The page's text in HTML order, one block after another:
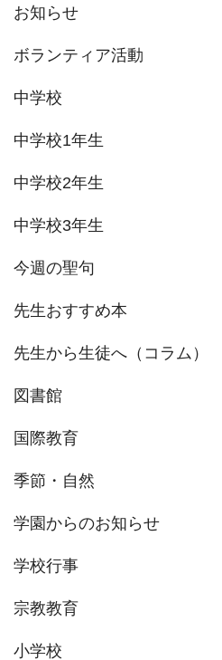
お知らせ
ボランティア活動
中学校
中学校1年生
中学校2年生
中学校3年生
今週の聖句
先生おすすめ本
先生から生徒へ（コラム）
図書館
国際教育
季節・自然
学園からのお知らせ
学校行事
宗教教育
小学校